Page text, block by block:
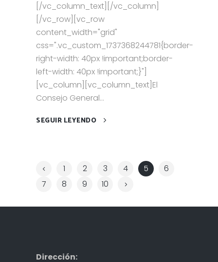
[/vc_column_text][/vc_column]
[/vc_row][vc_row
content_width="grid"
css=".vc_custom_1737368244781{border-
right-width: 40px !important;border-
left-width: 40px !important;}"]
[vc_column][vc_column_text]El
Consejo General...
SEGUIR LEYENDO
1 2 3 4 5
6
7
8 9 10
Dirección: